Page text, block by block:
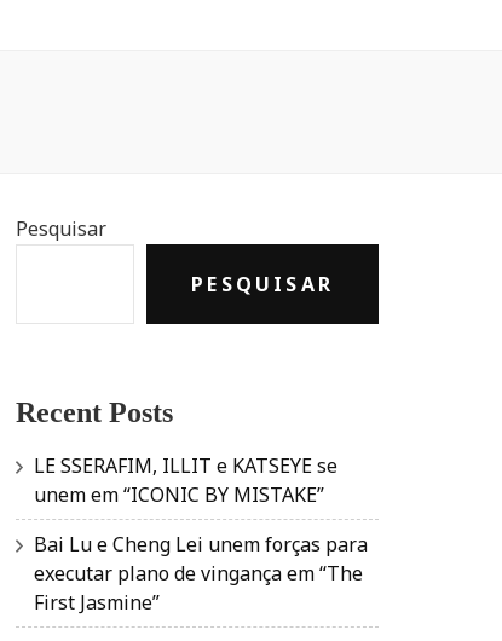
Pesquisar
PESQUISAR
Recent Posts
LE SSERAFIM, ILLIT e KATSEYE se
unem em “ICONIC BY MISTAKE”
Bai Lu e Cheng Lei unem forças para
executar plano de vingança em “The
First Jasmine”